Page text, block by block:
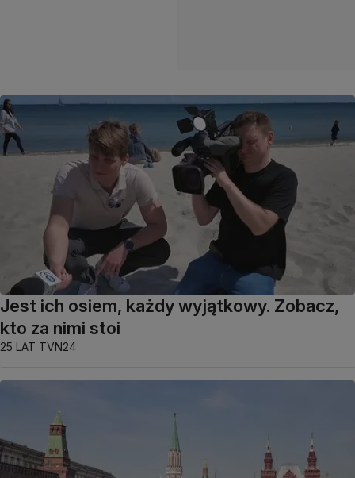
Jest ich osiem, każdy wyjątkowy. Zobacz,
kto za nimi stoi
25 LAT TVN24